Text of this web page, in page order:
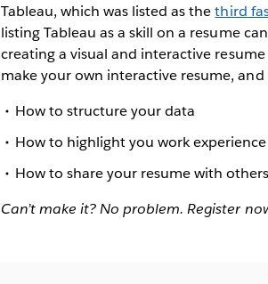
Tableau, which was listed as thethird
listing Tableau as a skill on a resume
creating a visual and interactive
make your own interactive resume, and
How to structure your data
How to highlight you work
How to share your resume with others
Can’t make it? No problem. Register